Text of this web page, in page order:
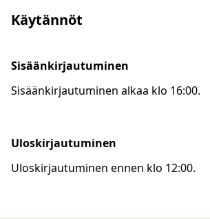
Käytännöt
Sisäänkirjautuminen
Sisäänkirjautuminen alkaa klo 16:00.
Uloskirjautuminen
Uloskirjautuminen ennen klo 12:00.